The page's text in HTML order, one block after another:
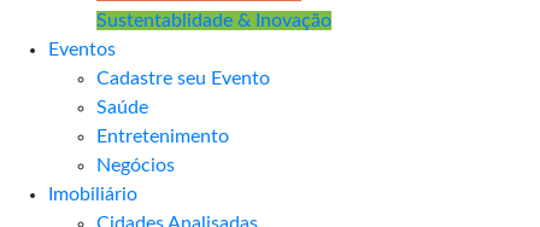
Sustentablidade & Inovação
Eventos
Cadastre seu Evento
Saúde
Entretenimento
Negócios
Imobiliário